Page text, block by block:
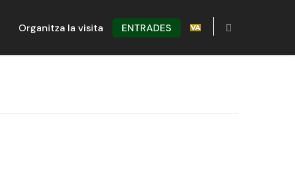
Organitza la visita ENTRADES